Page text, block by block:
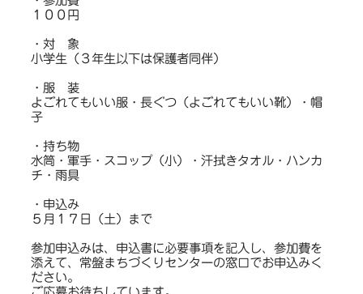
１００円
・対 象
小学生（３年生以下は保護者同伴）
・服 装
よごれてもいい服・長ぐつ（よごれてもいい靴）・帽
子
・持ち物
水筒・軍手・スコップ（小）・汗拭きタオル・ハンカ
チ・雨具
・申込み
５月１７日（土）まで
参加申込みは、申込書に必要事項を記入し、参加費を
添えて、常盤まちづくりセンターの窓口でお申込みく
ださい。